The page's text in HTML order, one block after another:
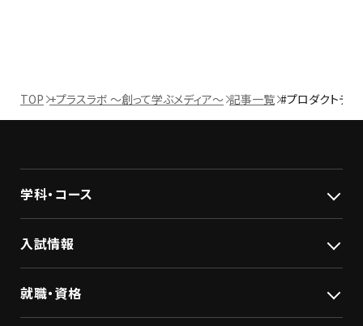
TOP +プラスラボ ～創って学ぶメディア～ 記事一覧 #プロダクトデ
学科・コース
入試情報
就職・資格